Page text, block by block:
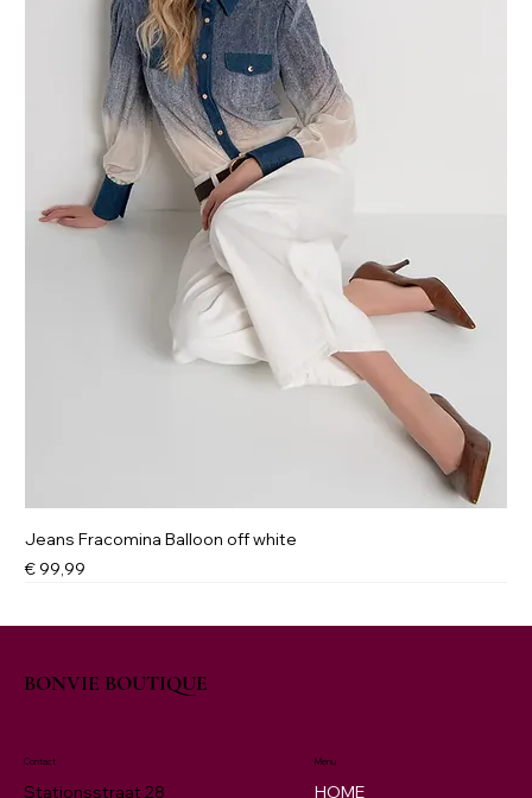
Jeans Fracomina Balloon off white
Prijs
€ 99,99
BONVIE BOUTIQUE
Menu
HOME
Contact
Stationsstraat 28